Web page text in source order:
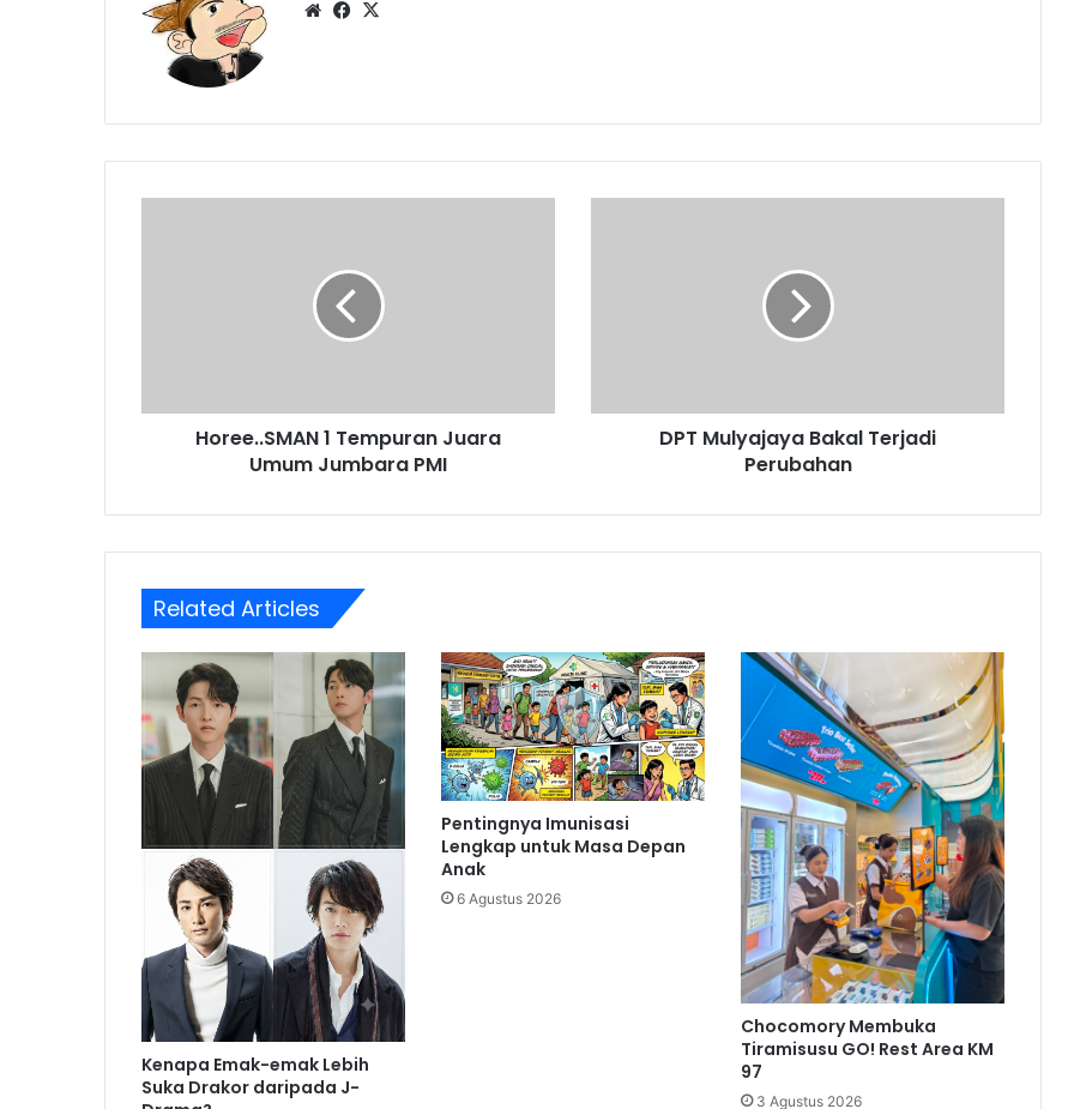
WebsiteFacebook
Horee..SMAN 1 Tempuran Juara
Umum Jumbara PMI
DPT Mulyajaya Bakal Terjadi
Perubahan
Related Articles
Kenapa Emak-emak Lebih
Suka Drakor daripada J-
Pentingnya Imunisasi
Lengkap untuk Masa Depan
Anak
6 Agustus 2026
Chocomory Membuka
Tiramisusu GO! Rest Area KM
97
3 Agustus 2026